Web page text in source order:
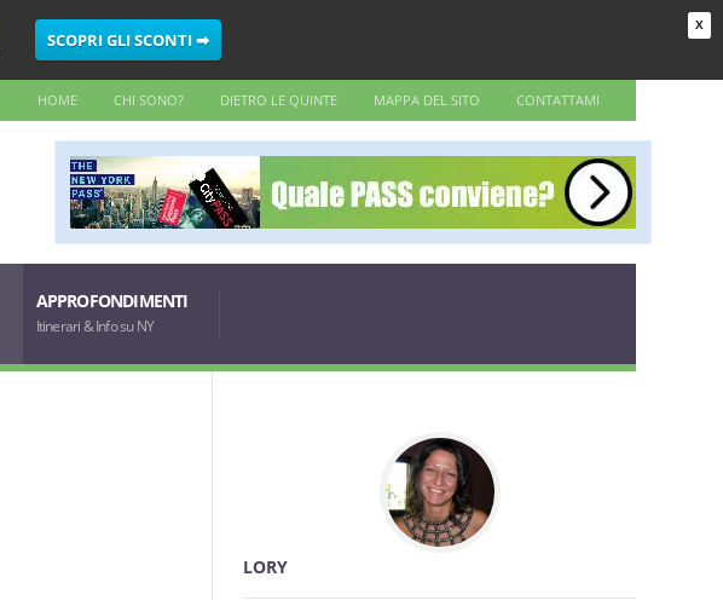
X
SCOPRI GLI SCONTI ➡
HOME CHI SONO? DIETRO LE QUINTE MAPPA DEL SITO CONTATTAMI
APPROFONDIMENTI
Itinerari & Info su NY
LORY